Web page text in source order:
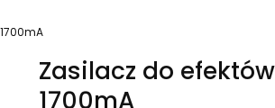
Zasilacz do efektów
1700mA